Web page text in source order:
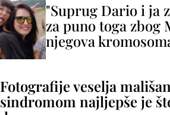
"Suprug Dario i ja
za puno toga zbog
njegova
Fotografije veselja
sindromom najljepše je